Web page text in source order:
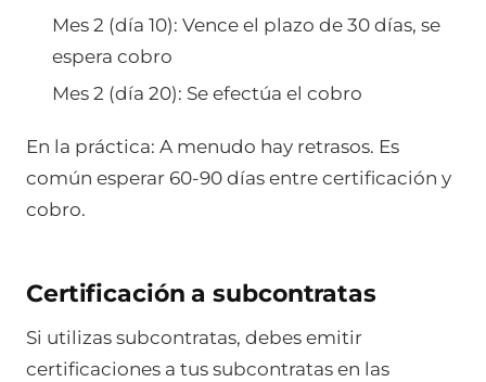
Mes 2 (día 10): Vence el plazo de 30 días, se
espera cobro
Mes 2 (día 20): Se efectúa el cobro
En la práctica: A menudo hay retrasos. Es
común esperar 60-90 días entre certificación y
cobro.
Certificación a subcontratas
Si utilizas subcontratas, debes emitir
certificaciones a tus subcontratas en las